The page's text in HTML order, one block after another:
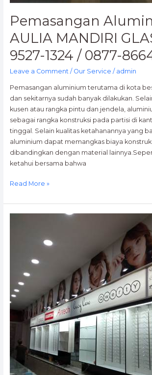
Pemasangan
AULIA MANDIRI
9527-1324 / 0877-
Leave a Comment / Our Service / admin
Pemasangan aluminium terutama di kota
dan sekitarnya sudah banyak dilakukan.
kusen atau rangka pintu dan jendela,
sebagai rangka konstruksi pada partisi di
tinggal. Selain kualitas ketahanannya yang
aluminium dapat memangkas biaya
dibandingkan dengan material
ketahui bersama bahwa
Read More »
MANDIRI
GLASS
0812-
9527-
1324
0021